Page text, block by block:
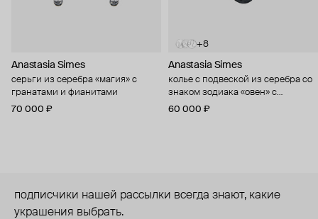
Anastasia Simes
серьги из серебра «магия» с
гранатами и фианитами
70 000 ₽
+8
Anastasia Simes
колье с подвеской из серебра со
знаком зодиака «овен» с
цитрином и фианитами
60 000 ₽
подписчики нашей рассылки всегда знают, какие
украшения выбрать.